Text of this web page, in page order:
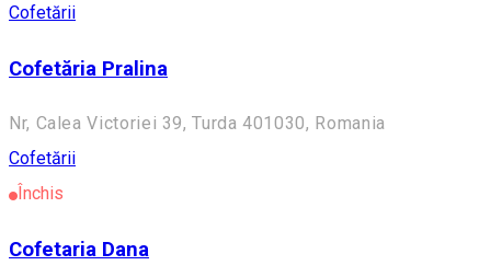
Cofetării
Cofetăria Pralina
Nr, Calea Victoriei 39, Turda 401030, Romania
Cofetării
Închis
Cofetaria Dana